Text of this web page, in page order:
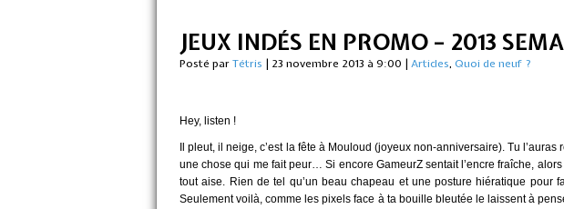
JEUX INDÉS EN PROMO – 2013
Posté parTétris | 23 novembre 2013 à 9:00 | Articles, Quoi de neuf ?
Hey, listen !
Il pleut, il neige, c’est la fête à Mouloud (joyeux non-anniversaire). Tu
une chose qui me fait peur… Si encore GameurZ sentait l’encre fraîche,
tout aise. Rien de tel qu’un beau chapeau et une posture hiératique pour
Seulement voilà, comme les pixels face à ta bouille bleutée le laissent à